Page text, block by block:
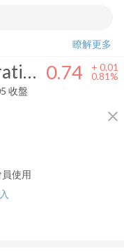
瞭解更多
Odyssey Marine Exploration, Inc. 0.74 + 0.01
0.81%
收盤
close
使用